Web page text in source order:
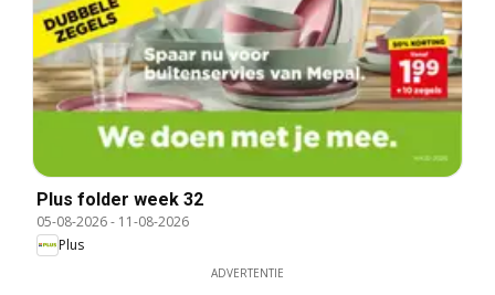
Plus folder week 32
05-08-2026- 11-08-2026
Plus
ADVERTENTIE